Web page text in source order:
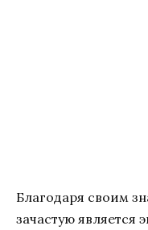
Благодаря своим
зачастую является